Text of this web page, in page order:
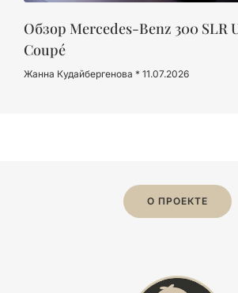
Обзор Mercedes-Benz 300 SLR
Coupé
Жанна Кудайбергенова 11.07.2026
О ПРОЕКТЕ